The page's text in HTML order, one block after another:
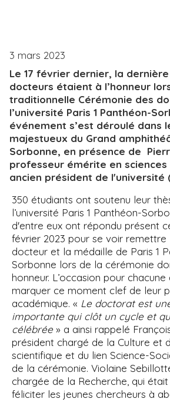
3 mars 2023
Le 17 février dernier, la
docteurs étaient à l’honneur
traditionnelle Cérémonie des
l’université Paris 1 Panthéon-
événement s’est déroulé dans
majestueux du Grand
Sorbonne, en présence de
professeur émérite en
ancien président de l'université
350 étudiants ont soutenu leur
l’université Paris 1 Panthéon-
d'entre eux ont répondu présent
février 2023 pour se voir remettre
docteur et la médaille de Paris 1
Sorbonne lors de la cérémonie
honneur. L’occasion pour
marquer ce moment clef de leur
académique. « Le doctorat est
importante qui clôt un cycle et
célébrée » a ainsi rappelé
président chargé de la Culture et
scientifique et du lien Science-
de la cérémonie. Violaine
chargée de la Recherche, qui
féliciter les jeunes chercheurs à